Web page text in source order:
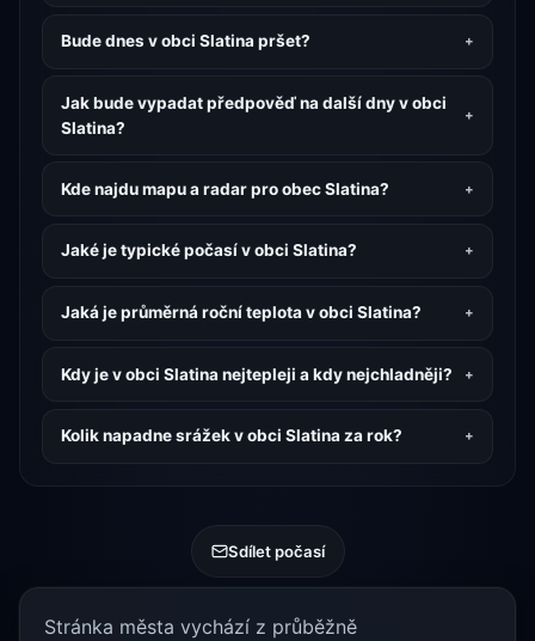
Bude dnes v obci Slatina pršet?
Jak bude vypadat předpověď na další dny v obci
Slatina?
Kde najdu mapu a radar pro obec Slatina?
Jaké je typické počasí v obci Slatina?
Jaká je průměrná roční teplota v obci Slatina?
Kdy je v obci Slatina nejtepleji a kdy nejchladněji?
Kolik napadne srážek v obci Slatina za rok?
Sdílet počasí
Stránka města vychází z průběžně